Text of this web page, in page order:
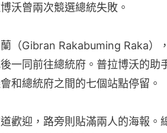
沃曾兩次競選總統失敗。
（Gibran Rakabuming Raka），
一同前往總統府。普拉博沃的助
和總統府之間的七個站點停留。
歡迎，路旁則貼滿兩人的海報。